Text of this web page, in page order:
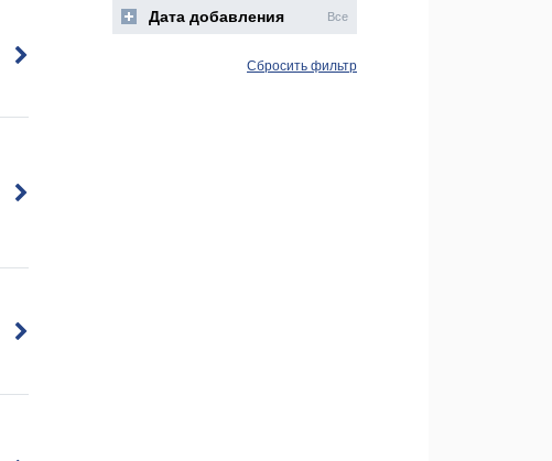
Дата добавления Все
Сбросить фильтр